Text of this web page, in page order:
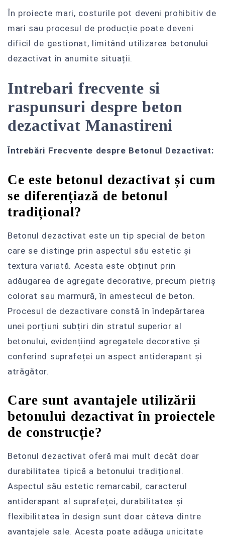
În proiecte mari, costurile pot deveni prohibitiv de
mari sau procesul de producție poate deveni
dificil de gestionat, limitând utilizarea betonului
dezactivat în anumite situații.
Intrebari frecvente si
raspunsuri despre beton
dezactivat Manastireni
Întrebări Frecvente despre Betonul Dezactivat:
Ce este betonul dezactivat și cum
se diferențiază de betonul
tradițional?
Betonul dezactivat este un tip special de beton
care se distinge prin aspectul său estetic și
textura variată. Acesta este obținut prin
adăugarea de agregate decorative, precum pietriș
colorat sau marmură, în amestecul de beton.
Procesul de dezactivare constă în îndepărtarea
unei porțiuni subțiri din stratul superior al
betonului, evidențiind agregatele decorative și
conferind suprafeței un aspect antiderapant și
atrăgător.
Care sunt avantajele utilizării
betonului dezactivat în proiectele
de construcție?
Betonul dezactivat oferă mai mult decât doar
durabilitatea tipică a betonului tradițional.
Aspectul său estetic remarcabil, caracterul
antiderapant al suprafeței, durabilitatea și
flexibilitatea în design sunt doar câteva dintre
avantajele sale. Acesta poate adăuga unicitate